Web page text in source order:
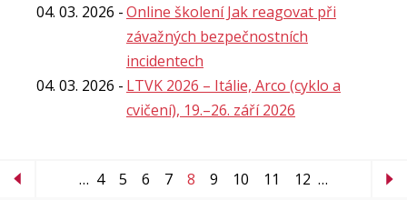
04. 03. 2026
Online školení Jak reagovat při
závažných bezpečnostních
incidentech
04. 03. 2026
LTVK 2026 – Itálie, Arco (cyklo a
cvičení), 19.–26. září 2026
… 4 5 6 7 8 9 10 11 12 …